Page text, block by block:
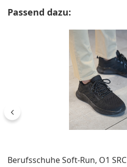
Produktgalerie überspringen
Passend dazu:
Berufsschuhe Soft-Run, O1 SRC